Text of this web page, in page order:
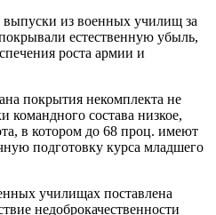
выпуски из военных училищ за
естественную убыль,
роста армии и
покрытия некомплекта не
командного состава низкое,
в котором до 68 проц. имеют
подготовку курса младшего
училищах поставлена
недоброкачественности